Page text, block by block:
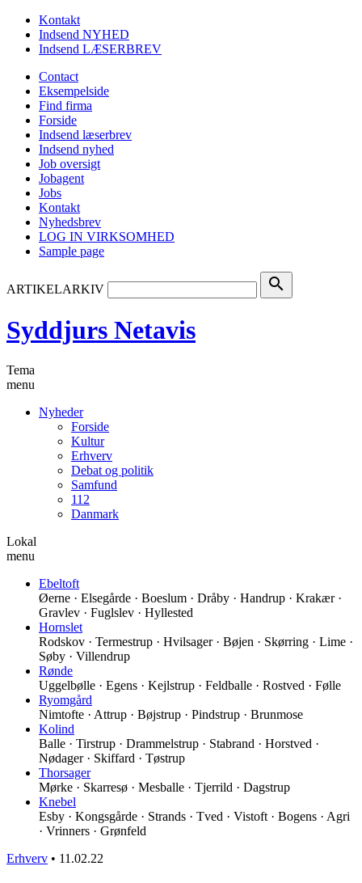
Kontakt
Indsend NYHED
Indsend LÆSERBREV
Contact
Eksempelside
Find firma
Forside
Indsend læserbrev
Indsend nyhed
Job oversigt
Jobagent
Jobs
Kontakt
Nyhedsbrev
LOG IN VIRKSOMHED
Sample page
ARTIKELARKIV search
Syddjurs Netavis
Tema
menu
Nyheder
Forside
Kultur
Erhverv
Debat og politik
Samfund
112
Danmark
Lokal
menu
Ebeltoft
Øerne · Elsegårde · Boeslum · Dråby · Handrup · Krakær ·
Gravlev · Fuglslev · Hyllested
Hornslet
Rodskov · Termestrup · Hvilsager · Bøjen · Skørring · Lime ·
Søby · Villendrup
Rønde
Uggelbølle · Egens · Kejlstrup · Feldballe · Rostved · Følle
Ryomgård
Nimtofte · Attrup · Bøjstrup · Pindstrup · Brunmose
Kolind
Balle · Tirstrup · Drammelstrup · Stabrand · Horstved ·
Nødager · Skiffard · Tøstrup
Thorsager
Mørke · Skarresø · Mesballe · Tjerrild · Dagstrup
Knebel
Esby · Kongsgårde · Strands · Tved · Vistoft · Bogens · Agri
· Vrinners · Grønfeld
Erhverv • 11.02.22